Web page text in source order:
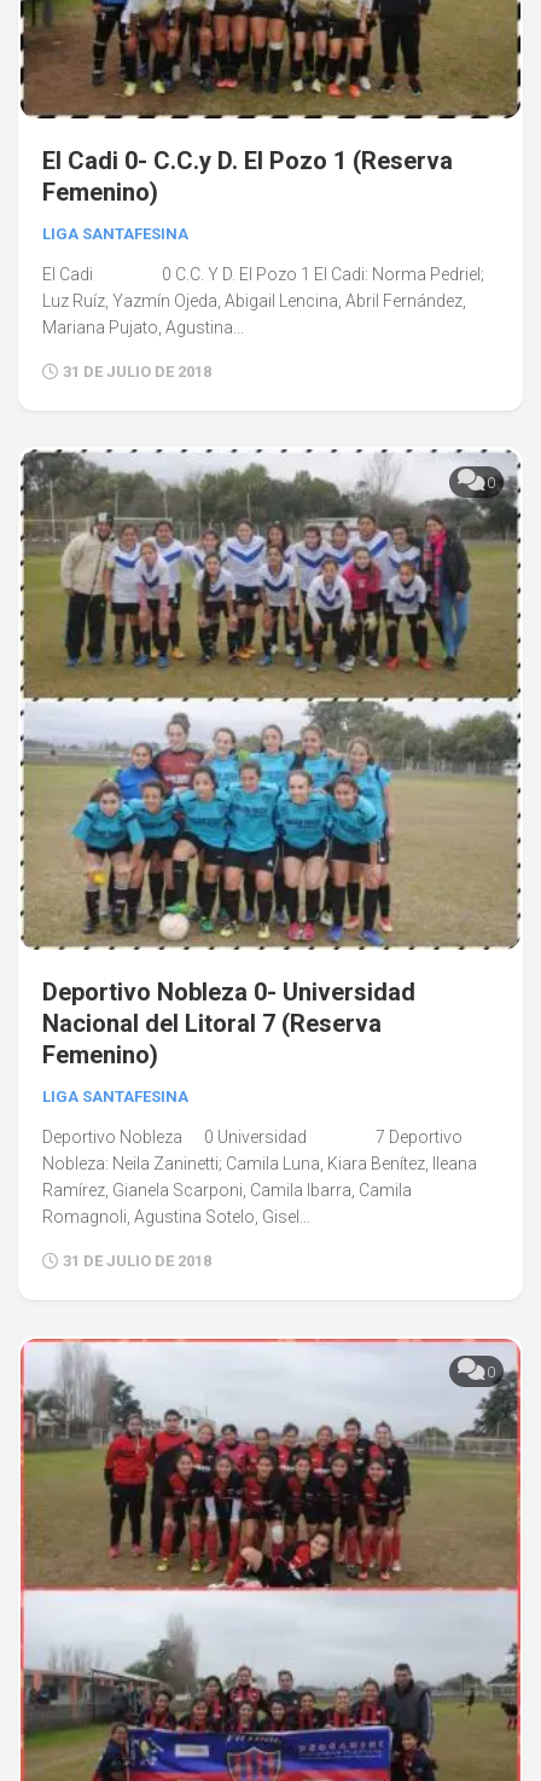
El Cadi 0- C.C.y D. El Pozo 1 (Reserva
Femenino)
LIGA SANTAFESINA
El Cadi 0 C.C. Y D. El Pozo 1 El Cadi: Norma Pedriel;
Luz Ruíz, Yazmín Ojeda, Abigail Lencina, Abril Fernández,
Mariana Pujato, Agustina...
31 DE JULIO DE 2018
0
Deportivo Nobleza 0- Universidad
Nacional del Litoral 7 (Reserva
Femenino)
LIGA SANTAFESINA
Deportivo Nobleza 0 Universidad 7 Deportivo
Nobleza: Neila Zaninetti; Camila Luna, Kiara Benítez, Ileana
Ramírez, Gianela Scarponi, Camila Ibarra, Camila
Romagnoli, Agustina Sotelo, Gisel...
31 DE JULIO DE 2018
0